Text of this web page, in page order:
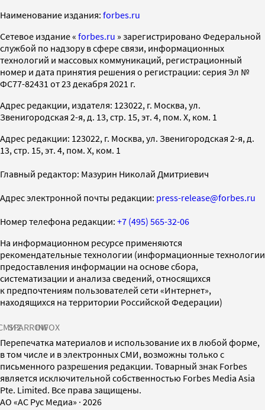
Наименование издания: forbes.ru
Cетевое издание « forbes.ru » зарегистрировано Федеральной
службой по надзору в сфере связи, информационных
технологий и массовых коммуникаций, регистрационный
номер и дата принятия решения о регистрации: серия Эл №
ФС77-82431 от 23 декабря 2021 г.
Адрес редакции, издателя: 123022, г. Москва, ул.
Звенигородская 2-я, д. 13, стр. 15, эт. 4, пом. X, ком. 1
Адрес редакции: 123022, г. Москва, ул. Звенигородская 2-я, д.
13, стр. 15, эт. 4, пом. X, ком. 1
Главный редактор: Мазурин Николай Дмитриевич
Адрес электронной почты редакции: press-release@forbes.ru
Номер телефона редакции: +7 (495) 565-32-06
На информационном ресурсе применяются
рекомендательные технологии (информационные технологии
предоставления информации на основе сбора,
систематизации и анализа сведений, относящихся
к предпочтениям пользователей сети «Интернет»,
находящихся на территории Российской Федерации)
SPARROWINFOX
Перепечатка материалов и использование их в любой форме,
в том числе и в электронных СМИ, возможны только с
письменного разрешения редакции. Товарный знак Forbes
является исключительной собственностью Forbes Media Asia
Pte. Limited. Все права защищены.
AO «АС Рус Медиа» · 2026